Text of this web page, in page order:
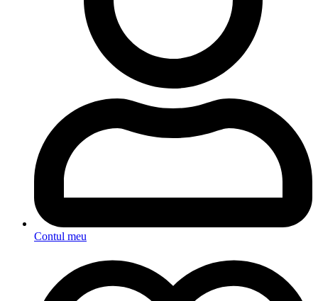
Contul meu